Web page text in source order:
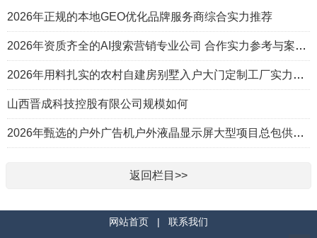
2026年正规的本地GEO优化品牌服务商综合实力推荐
2026年资质齐全的AI搜索营销专业公司 合作实力参考与案例盘点
2026年用料扎实的农村自建房别墅入户大门定制工厂实力公司推荐
山西晋成科技控股有限公司规模如何
2026年甄选的户外广告机户外液晶显示屏大型项目总包供应商推荐
返回栏目>>
网站首页 | 联系我们